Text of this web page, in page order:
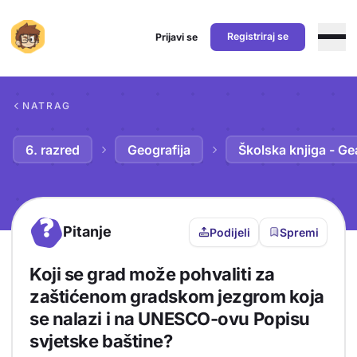
Prijavi se Registriraj se
NATRAG
6. razred Geografija Školska knjiga -
? Pitanje Podijeli Spremi
Koji se grad može pohvaliti za
zaštićenom gradskom jezgrom koja
se nalazi i na UNESCO-ovu Popisu
svjetske baštine?